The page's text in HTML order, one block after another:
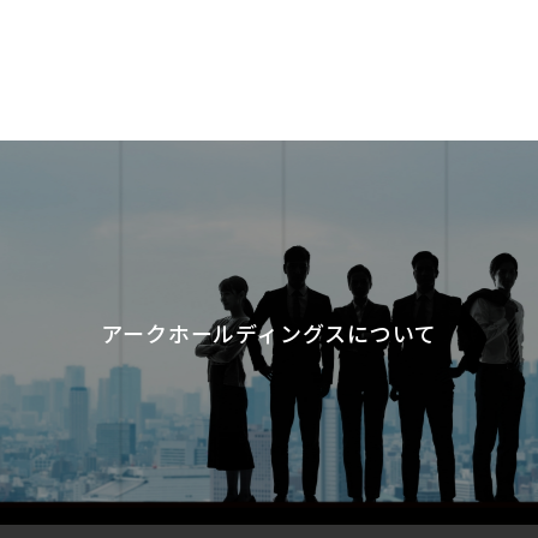
アークホールディングスについて